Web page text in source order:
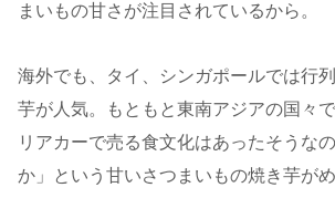
まいもの甘さが注目されているから。
海外でも、タイ、シンガポールでは行
芋が人気。もともと東南アジアの国々
リアカーで売る食文化はあったそうな
か」という甘いさつまいもの焼き芋が